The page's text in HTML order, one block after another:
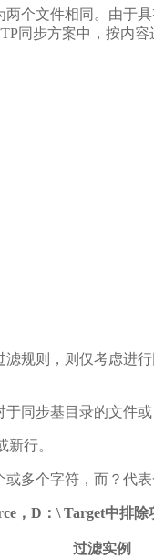
个文件相同。由于
同步方案中，按内容
规则，则仅考虑进
步基目录的文件或
行。
个字符，而？代表
，D ：\ Target中排除
过滤实例